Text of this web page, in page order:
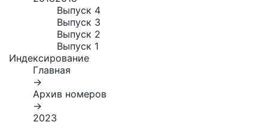
Выпуск 4
Выпуск 3
Выпуск 2
Выпуск 1
Индексирование
Главная
→
Архив номеров
→
2023